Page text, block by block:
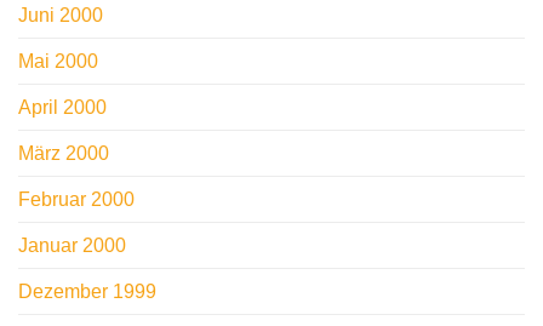
Juni 2000
Mai 2000
April 2000
März 2000
Februar 2000
Januar 2000
Dezember 1999